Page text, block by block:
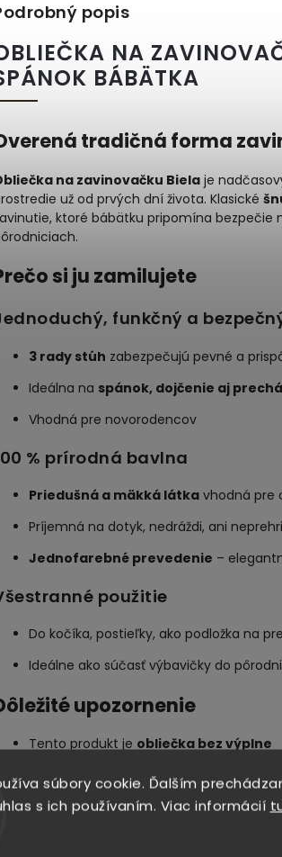
súbory cookie. Ďalším
s ich používaním. Viac informácií
popis
NA
BÁBÄTKA
tradičná forma
na zavinovačku Biela je
už od prvých dní života. Klasické
ktoré bábätku pripomína
si ju zamilujete
funkčný a
3 rady stúh zabezpečujú pevné a
Ideálna na spánok, dojčenie aj
Vhodná pre novorodencov
% prírodná bavlna
Priedušná a mäkká látka vhodná pre
Príjemná na dotyk, nedráždi, ani
Jednofarebné prevedenie –
použitie
Do kočíka, postieľky, ako podložka na
Ideálne ako súčasť výbavičky do
upozornenie
Tento produkt je obliečka bez výplne
Vložku do zavinovačky je potrebné
parametre